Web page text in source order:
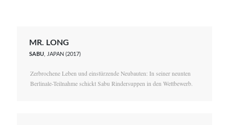
MR. LONG
SABU , JAPAN (2017)
Zerbrochene Leben und einstürzende Neubauten: In seiner neunten
Berlinale-Teilnahme schickt Sabu Rindersuppen in den Wettbewerb.